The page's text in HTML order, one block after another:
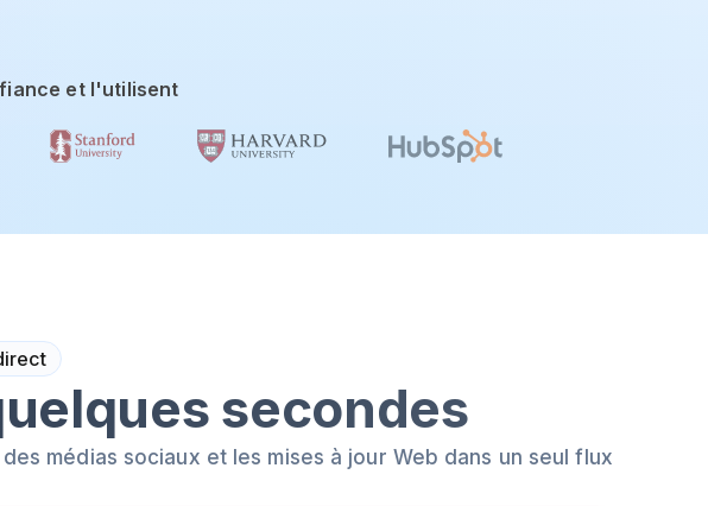
et l'utilisent
secondes
médias sociaux et les mises à jour Web dans un seul flux